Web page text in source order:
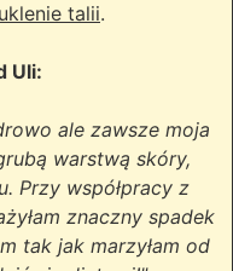
talii.
Uli:
ale zawsze moja
warstwą skóry,
Przy współpracy z
znaczny spadek
tak jak marzyłam od